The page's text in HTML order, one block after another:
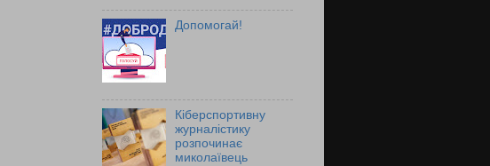
Допомогай!
Кіберспортивну
журналістику
розпочинає
миколаївець